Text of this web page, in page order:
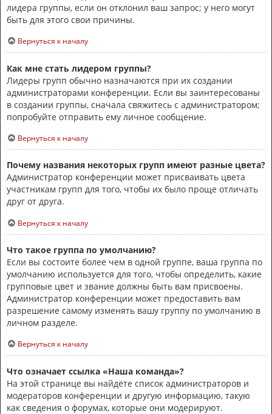
лидера группы, если он отклонил ваш запрос; у него могут
быть для этого свои причины.
Вернуться к началу
Как мне стать лидером группы?
Лидеры групп обычно назначаются при их создании
администраторами конференции. Если вы заинтересованы
в создании группы, сначала свяжитесь с администратором;
попробуйте отправить ему личное сообщение.
Вернуться к началу
Почему названия некоторых групп имеют разные цвета?
Администратор конференции может присваивать цвета
участникам групп для того, чтобы их было проще отличать
друг от друга.
Вернуться к началу
Что такое группа по умолчанию?
Если вы состоите более чем в одной группе, ваша группа по
умолчанию используется для того, чтобы определить, какие
групповые цвет и звание должны быть вам присвоены.
Администратор конференции может предоставить вам
разрешение самому изменять вашу группу по умолчанию в
личном разделе.
Вернуться к началу
Что означает ссылка «Наша команда»?
На этой странице вы найдёте список администраторов и
модераторов конференции и другую информацию, такую
как сведения о форумах, которые они модерируют.